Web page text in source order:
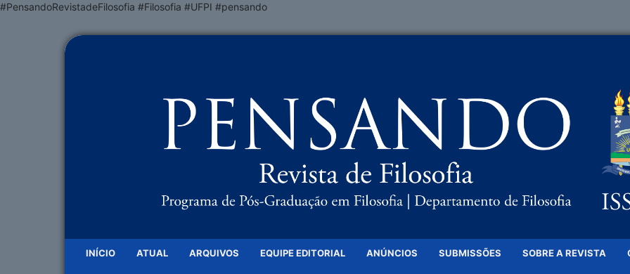
#PensandoRevistadeFilosofia #Filosofia #UFPI #pensando
INÍCIO ATUAL ARQUIVOS EQUIPE EDITORIAL ANÚNCIOS SUBMISSÕES SOBRE A REVISTA